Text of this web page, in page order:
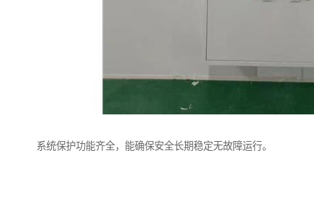
系统保护功能齐全，能确保安全长期稳定无故障运行。